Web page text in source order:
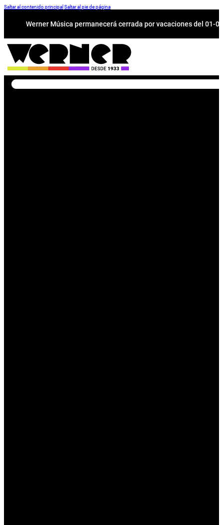
Saltar al contenido principal Saltar al pie de página
Werner Música permanecerá cerrada por vacaciones del 01-
Buscar